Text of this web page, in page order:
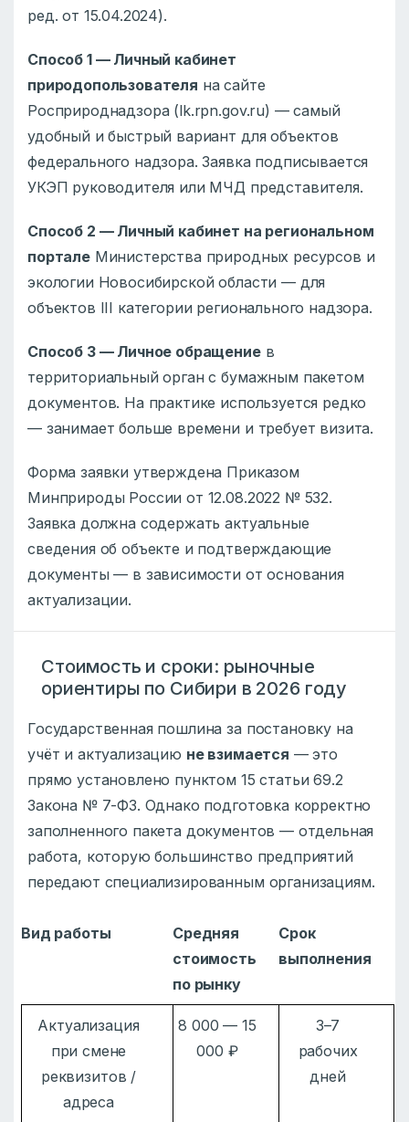
ред. от 15.04.2024).
Способ 1 — Личный кабинет
природопользователя на сайте
Росприроднадзора (lk.rpn.gov.ru) — самый
удобный и быстрый вариант для объектов
федерального надзора. Заявка подписывается
УКЭП руководителя или МЧД представителя.
Способ 2 — Личный кабинет на региональном
порталеМинистерства природных ресурсов и
экологии Новосибирской области — для
объектов III категории регионального надзора.
Способ 3 — Личное обращениев
территориальный орган с бумажным пакетом
документов. На практике используется редко
— занимает больше времени и требует визита.
Форма заявки утверждена Приказом
Минприроды России от 12.08.2022 № 532.
Заявка должна содержать актуальные
сведения об объекте и подтверждающие
документы — в зависимости от основания
актуализации.
Стоимость и сроки: рыночные
ориентиры по Сибири в 2026 году
Государственная пошлина за постановку на
учёт и актуализацию не взимается — это
прямо установлено пунктом 15 статьи 69.2
Закона № 7-ФЗ. Однако подготовка корректно
заполненного пакета документов — отдельная
работа, которую большинство предприятий
передают специализированным организациям.
Вид работы
Средняя
стоимость
по рынку
Срок
выполнения
Актуализация
при смене
реквизитов /
адреса
8 000 — 15
000 ₽
3–7
рабочих
дней